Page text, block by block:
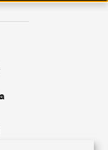
Mois